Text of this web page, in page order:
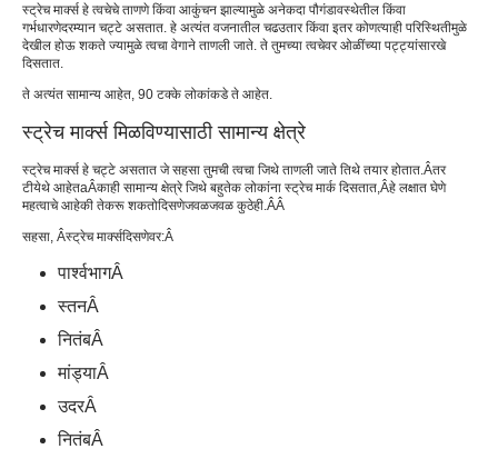
स्ट्रेच मार्क्स हे त्वचेचे ताणणे किंवा आकुंचन झाल्यामुळे अनेकदा पौगंडावस्थेतील किंवा
गर्भधारणेदरम्यान चट्टे असतात. हे अत्यंत वजनातील चढउतार किंवा इतर कोणत्याही परिस्थितीमुळे
देखील होऊ शकते ज्यामुळे त्वचा वेगाने ताणली जाते. ते तुमच्या त्वचेवर ओळींच्या पट्ट्यांसारखे
दिसतात.
ते अत्यंत सामान्य आहेत, 90 टक्के लोकांकडे ते आहेत.
स्ट्रेच मार्क्स मिळविण्यासाठी सामान्य क्षेत्रे
स्ट्रेच मार्क्स हे चट्टे असतात जे सहसा तुमची त्वचा जिथे ताणली जाते तिथे तयार होतात .Âतर
टीयेथे आहेतaÂकाही सामान्य क्षेत्रे जिथे बहुतेक लोकांना स्ट्रेच मार्क दिसतात ,Âहे लक्षात घेणे
महत्वाचे आहेकी तेकरू शकतोदिसणेजवळजवळ कुठेही.ÂÂ
सहसा, Âस्ट्रेच मार्क्सदिसणेवर:Â
पार्श्वभागÂ
स्तनÂ
नितंबÂ
मांड्याÂ
उदरÂ
नितंबÂ